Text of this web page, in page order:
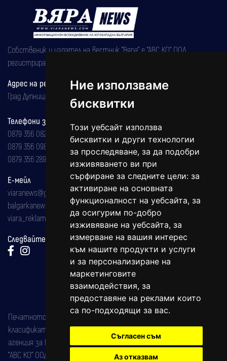
Ние използваме
бисквитки
Този уебсайт използва
бисквитки и други технологии
за проследяване, за да подобри
изживяването ви при
сърфиране за следните цели: за
активиране на основната
функционалност на уебсайта, за
да осигурим по-добро
изживяване на уебсайта, за
измерване на вашия интерес
към нашите продукти и услуги
и за персонализиране на
маркетинговите
взаимодействия, за
предоставяне на реклами които
са по-подходящи за вас.
Съгласен съм
Аз отказвам
Собственик и издател на вестник "Вяра" е "АВС КО" ООД,
регистрирана на 08.05.2002 година.
Адрес на редакцията
Град Дупница, ул.''Христо Ботев" 43
Телефони за реклама и абонаменти
0879 356 082
0879 356 098
0879 356 289
Е-мейл
viaranews@gmail.com
balgarkanews@gmail.com
viara_reklama@mail.bg
Следвайте ни:
Печатното издание на вестника е регистрирано в националния
класификатор на печатните издания (Българска национална
агенция за ISSN) под номер: ISSN 1312-4722.
"АВС КО" ООД е притежател на марката: Вяра информационен